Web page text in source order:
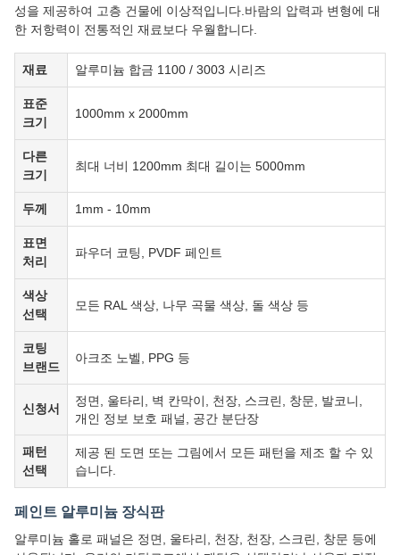
성을 제공하여 고층 건물에 이상적입니다.바람의 압력과 변형에 대
한 저항력이 전통적인 재료보다 우월합니다.
재료 알루미늄 합금 1100 / 3003 시리즈
표준
크기
1000mm x 2000mm
다른
크기
최대 너비 1200mm 최대 길이는 5000mm
두께 1mm - 10mm
표면
처리
파우더 코팅, PVDF 페인트
색상
선택
모든 RAL 색상, 나무 곡물 색상, 돌 색상 등
코팅
브랜드
아크조 노벨, PPG 등
신청서
정면, 울타리, 벽 칸막이, 천장, 스크린, 창문, 발코니,
개인 정보 보호 패널, 공간 분단장
패턴
선택
제공 된 도면 또는 그림에서 모든 패턴을 제조 할 수 있
습니다.
페인트 알루미늄 장식판
알루미늄 홀로 패널은 정면, 울타리, 천장, 천장, 스크린, 창문 등에